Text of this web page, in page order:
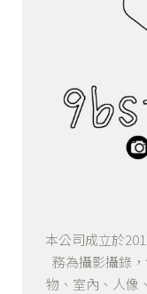
本公司成立於
務為攝影攝錄
物、室內、人像